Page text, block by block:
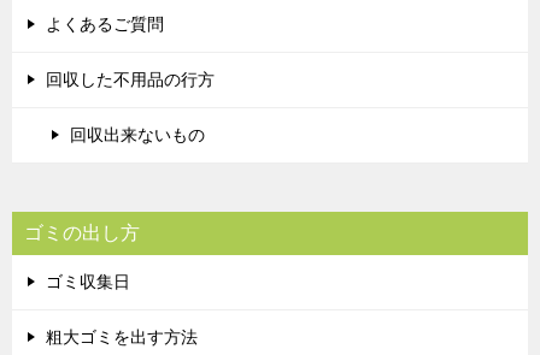
よくあるご質問
回収した不用品の行方
回収出来ないもの
ゴミの出し方
ゴミ収集日
粗大ゴミを出す方法